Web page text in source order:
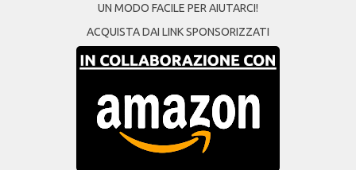
UN MODO FACILE PER AIUTARCI!
ACQUISTA DAI LINK SPONSORIZZATI